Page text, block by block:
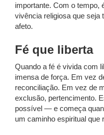
importante. Com o tempo,
vivência religiosa que seja
afeto.
Fé que liberta
Quando a fé é vivida com
imensa de força. Em vez
reconciliação. Em vez de
exclusão, pertencimento.
possível — e começa
um caminho espiritual que